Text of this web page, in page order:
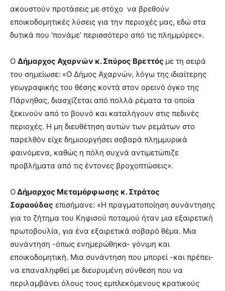
ακουστούν προτάσεις με στόχο να βρεθούν
εποικοδομητικές λύσεις για την περιοχές μας, εδώ στα
δυτικά που ‘πονάμε’ περισσότερο από τις πλημμύρες».
Ο Δήμαρχος Αχαρνών κ. Σπύρος Βρεττός με τη σειρά
του σημείωσε: «Ο Δήμος Αχαρνών, λόγω της ιδιαίτερης
γεωγραφικής του θέσης κοντά στον ορεινό όγκο της
Πάρνηθας, διασχίζεται από πολλά ρέματα τα οποία
ξεκινούν από το βουνό και καταλήγουν στις πεδινές
περιοχές. Η μη διευθέτηση αυτών των ρεμάτων στο
παρελθόν είχε δημιουργήσει σοβαρά πλημμυρικά
φαινόμενα, καθώς η πόλη συχνά αντιμετώπιζε
προβλήματα από τις έντονες βροχοπτώσεις».
ΟΔήμαρχος Μεταμόρφωσης κ. Στράτος
Σαραούδας επισήμανε: «Η πραγματοποίηση συνάντησης
για το ζήτημα του Κηφισού ποταμού ήταν μια εξαιρετική
πρωτοβουλία, για ένα εξαιρετικά σοβαρό θέμα. Μια
συνάντηση -όπως ενημερώθηκα- γόνιμη και
εποικοδομητική. Μια συνάντηση που μπορεί -και πρέπει-
να επαναληφθεί με διευρυμένη σύνθεση που να
περιλαμβάνει όλους τους εμπλεκόμενους κρατικούς